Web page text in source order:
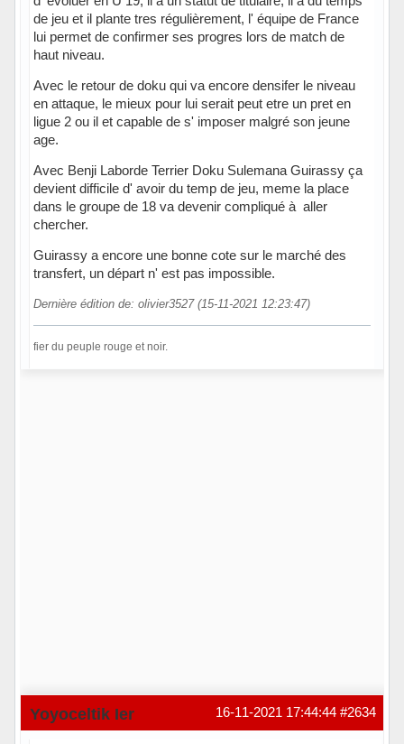
de jeu et il plante tres régulièrement, l' équipe de France
lui permet de confirmer ses progres lors de match de
haut niveau.
Avec le retour de doku qui va encore densifer le niveau
en attaque, le mieux pour lui serait peut etre un pret en
ligue 2 ou il et capable de s' imposer malgré son jeune
age.
Avec Benji Laborde Terrier Doku Sulemana Guirassy ça
devient difficile d' avoir du temp de jeu, meme la place
dans le groupe de 18 va devenir compliqué à aller
chercher.
Guirassy a encore une bonne cote sur le marché des
transfert, un départ n' est pas impossible.
Dernière édition de: olivier3527 (15-11-2021 12:23:47)
fier du peuple rouge et noir.
#2634
16-11-2021 17:44:44
Yoyoceltik Ier